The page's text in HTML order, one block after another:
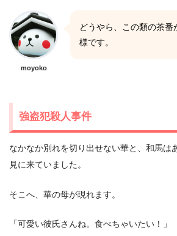
moyoko
どうやら、この類の茶
様です。
強盗犯殺人事件
なかなか別れを切り出せない華と、和馬は
見に来ていました。
そこへ、華の母が現れます。
「可愛い彼氏さんね。食べちゃいたい！」